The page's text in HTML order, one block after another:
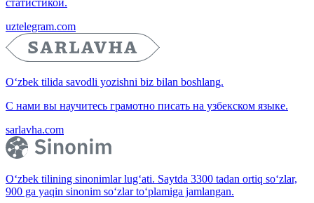
статистикой.
uztelegram.com
O‘zbek tilida savodli yozishni biz bilan boshlang.
С нами вы научитесь грамотно писать на узбекском языке.
sarlavha.com
O‘zbek tilining sinonimlar lug‘ati. Saytda 3300 tadan ortiq so‘zlar,
900 ga yaqin sinonim so‘zlar to‘plamiga jamlangan.